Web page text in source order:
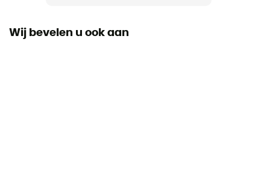
Wij bevelen u ook aan